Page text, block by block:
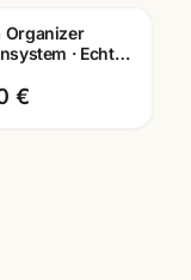
Organizer
· Echtes
€